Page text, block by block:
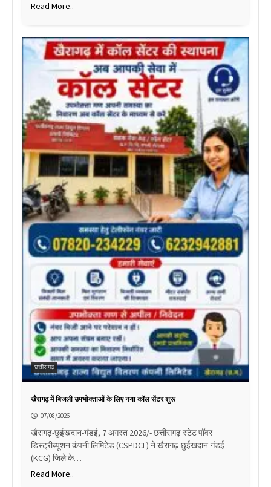
Read More..
छत्तीसगढ़
खैरागढ़ में बिजली उपभोक्ताओं के लिए नया कॉल सेंटर शुरू
07/08/2026
खैरागढ़-छुईखदान-गंडई, 7 अगस्त 2026/- छत्तीसगढ़ स्टेट पॉवर
डिस्ट्रीब्यूशन कंपनी लिमिटेड (CSPDCL) ने खैरागढ़-छुईखदान-गंडई
(KCG) जिले के…
Read More..